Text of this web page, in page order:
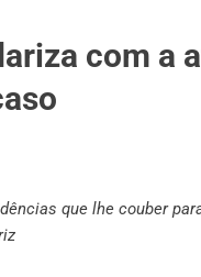
com a
que lhe couber